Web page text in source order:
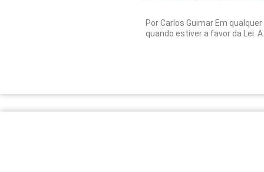
Por Carlos Guimar Em
quando estiver a favor da Lei.